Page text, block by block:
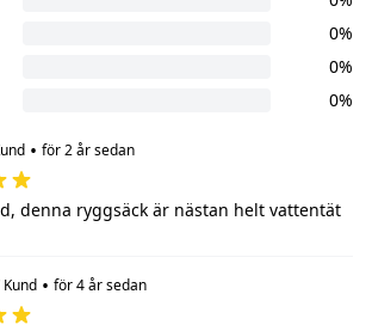
0%
0%
0%
• för 2 år sedan
denna ryggsäck är nästan helt vattentät
Kund • för 4 år sedan